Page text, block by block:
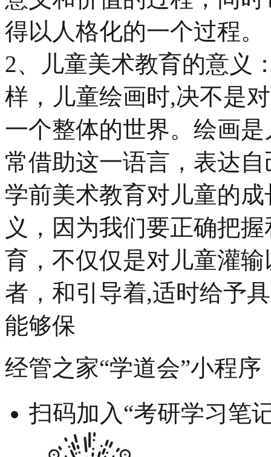
得以人格化的一个过程。
2、儿童美术教育的意义
样，儿童绘画时,决不是
一个整体的世界。绘画
常借助这一语言，表达
学前美术教育对儿童的
义，因为我们要正确把
育，不仅仅是对儿童灌
者，和引导着,适时给予
能够保
经管之家“学道会”小程序
扫码加入“考研学习笔